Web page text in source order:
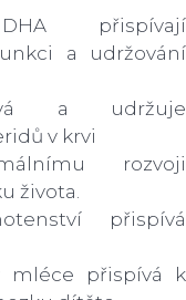
přispívají
a udržování
a udržuje
v krvi
rozvoji
života.
přispívá
mléce přispívá k